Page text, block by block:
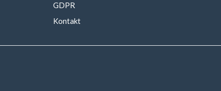
GDPR
Kontakt